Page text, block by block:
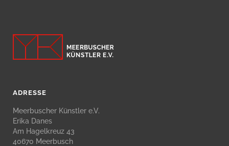
ADRESSE
Meerbuscher Künstler e.V.
Erika Danes
Am Hagelkreuz 43
40670 Meerbusch